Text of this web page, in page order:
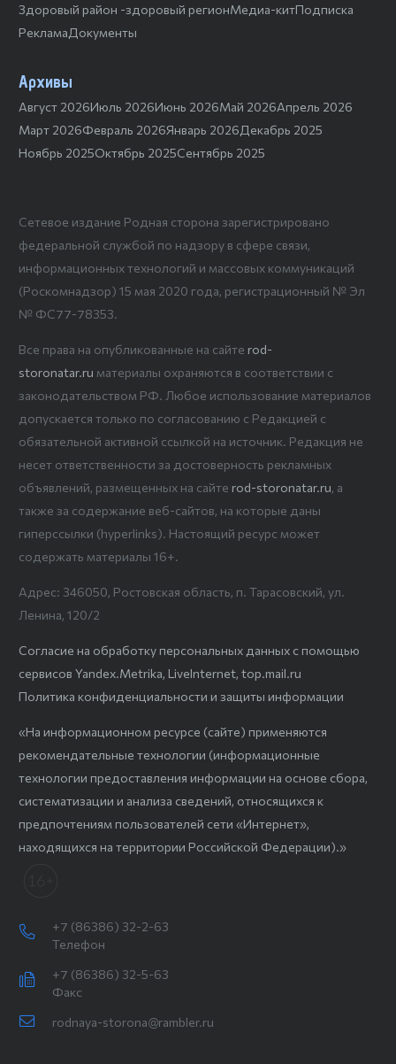
Здоровый район -здоровый регионМедиа-китПодписка
РекламаДокументы
Архивы
Август 2026Июль 2026Июнь 2026Май 2026Апрель 2026
Март 2026Февраль 2026Январь 2026Декабрь 2025
Ноябрь 2025Октябрь 2025Сентябрь 2025
Сетевое издание Родная сторона зарегистрировано
федеральной службой по надзору в сфере связи,
информационных технологий и массовых коммуникаций
(Роскомнадзор) 15 мая 2020 года, регистрационный № Эл
№ ФС77-78353.
Все права на опубликованные на сайте rod-
storonatar.ru материалы охраняются в соответствии с
законодательством РФ. Любое использование материалов
допускается только по согласованию с Редакцией с
обязательной активной ссылкой на источник. Редакция не
несет ответственности за достоверность рекламных
объявлений, размещенных на сайте rod-storonatar.ru, а
также за содержание веб-сайтов, на которые даны
гиперссылки (hyperlinks). Настоящий ресурс может
содержать материалы 16+.
Адрес: 346050, Ростовская область, п. Тарасовский, ул.
Ленина, 120/2
Согласие на обработку персональных данных с помощью
сервисов Yandex.Metrika, LiveInternet, top.mail.ru
Политика конфиденциальности и защиты информации
«На информационном ресурсе (сайте) применяются
рекомендательные технологии (информационные
технологии предоставления информации на основе сбора,
систематизации и анализа сведений, относящихся к
предпочтениям пользователей сети «Интернет»,
находящихся на территории Российской Федерации).»
+7 (86386) 32-2-63
Телефон
+7 (86386) 32-5-63
Факс
rodnaya-storona@rambler.ru